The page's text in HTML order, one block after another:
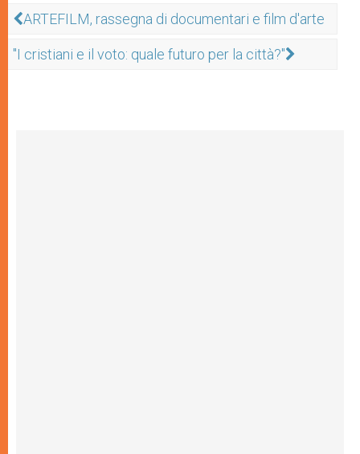
ARTEFILM, rassegna di documentari e film d'arte
"I cristiani e il voto: quale futuro per la città?"